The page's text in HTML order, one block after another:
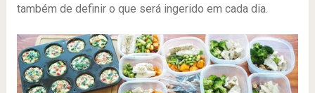
também de definir o que será ingerido em cada dia.